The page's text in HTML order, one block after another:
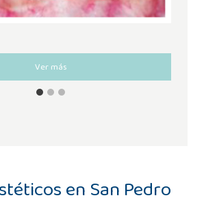
Ver más
en San Pedro